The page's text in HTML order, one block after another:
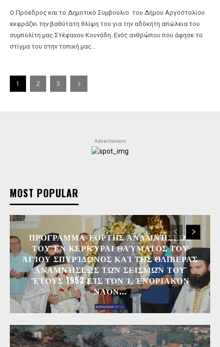
Ο Πρόεδρος και το Δημοτικό Συμβούλιο του Δήμου Αργοστολίου
εκφράζει την βαθύτατη θλίψη του για την αδόκητη απώλεια του
συμπολίτη μας Στέφανου Κουνάδη. Ενός ανθρώπου που άφησε το
στίγμα του στην τοπική μας...
1 2 3
Advertisment
MOST POPULAR
ΠΡΌΓΡΑΜΜΑ ἙΟΡΤΗ͂Σ ἈΝΑΜΝΉΣΕΩΣ Τ
ΟΥ͂ ἘΝ ΚΕΡΚΎΡΑΙ ΘΑΎΜΑΤΟΣ ΤΟΥ͂ ἉΓΊΟ
Υ ΣΠΥΡΊΔΩΝΟΣ ΚΑῚ ΤΗ͂Σ ΘΛΙΒΕΡΑ͂Σ ἈΝΑΜΝΉ
ΣΕΩΣ ΤΩ͂Ν ΣΕΙΣΜΩ͂Ν ΤΟΥ͂ ἜΤΟΥΣ 195
3 ΕἸΣ ΤΌΝ Ἱ. ἘΝΟΡΙΑΚΌΝ ΝΑΌΝ...